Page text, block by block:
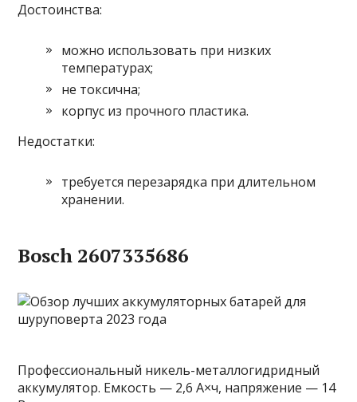
Достоинства:
можно использовать при низких
температурах;
не токсична;
корпус из прочного пластика.
Недостатки:
требуется перезарядка при длительном
хранении.
Bosch 2607335686
Профессиональный никель-металлогидридный
аккумулятор. Емкость — 2,6 А×ч, напряжение — 14